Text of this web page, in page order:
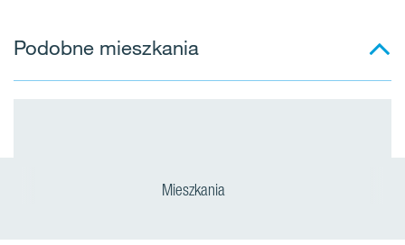
Podobne mieszkania
Mieszkania